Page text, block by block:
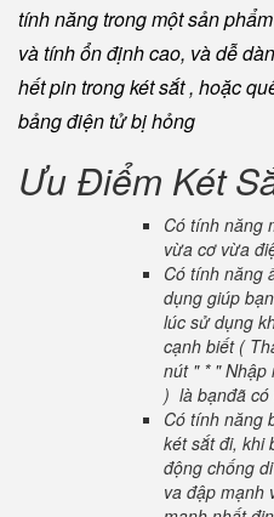
tính năng trong một sản
và tính ổn định cao, và dễ
hết pin trong két sắt , hoặc
bảng điện tử bị hỏng
Ưu Điểm Két
Có tính năng
vừa cơ vừa
Có tính năng
dụng giúp
lúc sử dụng
cạnh biết (
nút " * "
) là bạnđã có
Có tính năng
két sắt đi, khi
động chống
va đập mạnh